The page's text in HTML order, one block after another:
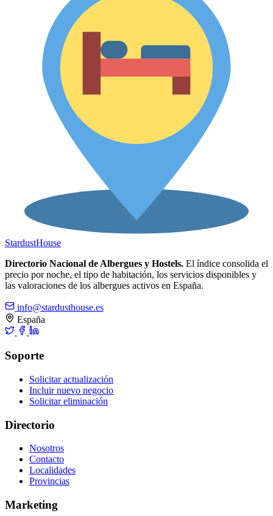
StardustHouse
Directorio Nacional de Albergues y Hostels. El índice consolida el
precio por noche, el tipo de habitación, los servicios disponibles y
las valoraciones de los albergues activos en España.
info@stardusthouse.es
España
Soporte
Solicitar actualización
Incluir nuevo negocio
Solicitar eliminación
Directorio
Nosotros
Contacto
Localidades
Provincias
Marketing